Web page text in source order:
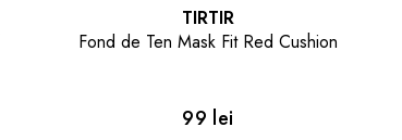
TIRTIR
Fond de Ten Mask Fit Red Cushion
99 lei